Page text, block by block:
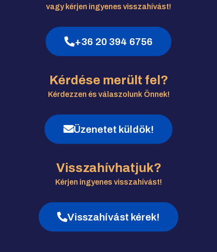
vagy kérjen ingyenes visszahívást!
+36 20 394 6756
Kérdése merült fel?
Kérdezzen és válaszolunk Önnek!
Üzenetet küldök!
Visszahívhatjuk?
Kérjen ingyenes visszahívást!
Visszahívást kérek!